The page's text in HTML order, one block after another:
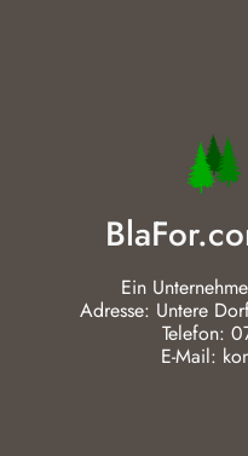
Ein
Adresse: Untere
Telefon:
E-Mail: